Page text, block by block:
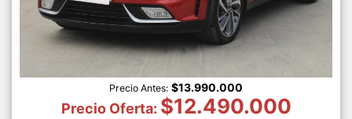
Precio Antes: $13.990.000
Precio Oferta: $12.490.000